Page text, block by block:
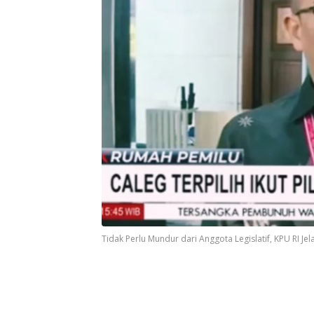
Tidak Perlu Mundur dari Anggota Legislatif, KPU RI